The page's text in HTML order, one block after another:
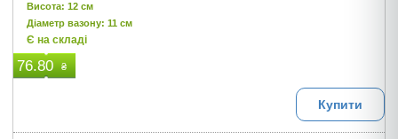
Висота: 12 см
Діаметр вазону: 11 см
Є на складі
76.80 ₴
Купити